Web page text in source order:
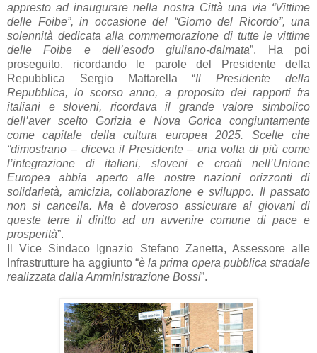
appresto ad inaugurare nella nostra Città una via “Vittime
delle Foibe”, in occasione del “Giorno del Ricordo”, una
solennità dedicata alla commemorazione di tutte le vittime
delle Foibe e dell’esodo giuliano-dalmata”. Ha poi
proseguito, ricordando le parole del Presidente della
Repubblica Sergio Mattarella “Il Presidente della
Repubblica, lo scorso anno, a proposito dei rapporti fra
italiani e sloveni, ricordava il grande valore simbolico
dell’aver scelto Gorizia e Nova Gorica congiuntamente
come capitale della cultura europea 2025. Scelte che
“dimostrano – diceva il Presidente – una volta di più come
l’integrazione di italiani, sloveni e croati nell’Unione
Europea abbia aperto alle nostre nazioni orizzonti di
solidarietà, amicizia, collaborazione e sviluppo. Il passato
non si cancella. Ma è doveroso assicurare ai giovani di
queste terre il diritto ad un avvenire comune di pace e
prosperità”.
Il Vice Sindaco Ignazio Stefano Zanetta, Assessore alle
Infrastrutture ha aggiunto “è la prima opera pubblica stradale
realizzata dalla Amministrazione Bossi”.